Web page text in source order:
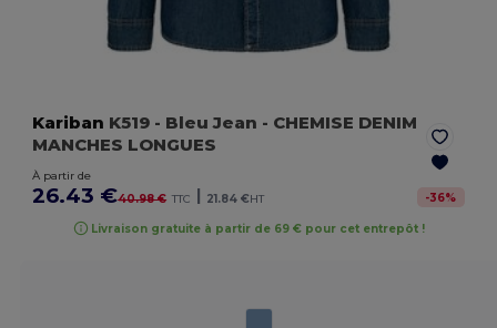
Kariban K519 - Bleu Jean - CHEMISE DENIM
MANCHES LONGUES
À partir de
26.43 €40.98 € TTC | 21.84 €HT -36%
Livraison gratuite à partir de 69 € pour cet entrepôt !